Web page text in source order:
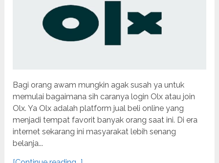
Bagi orang awam mungkin agak susah ya untuk
memulai bagaimana sih caranya login Olx atau join
Olx. Ya Olx adalah platform jual beli online yang
menjadi tempat favorit banyak orang saat ini. Di era
internet sekarang ini masyarakat lebih senang
belanja...